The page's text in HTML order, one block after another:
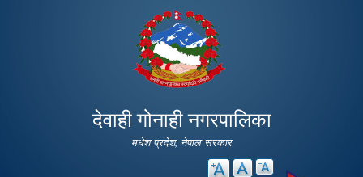
main
content
देवाही गोनाही नगरपालिका
मधेश प्रदेश, नेपाल सरकार